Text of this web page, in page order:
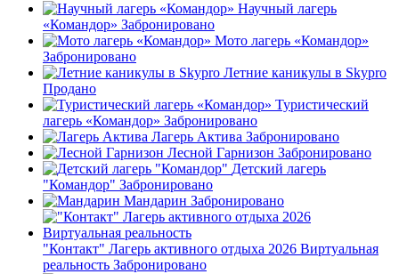
Научный лагерь
«Командор» Забронировано
Мото лагерь «Командор»
Забронировано
Летние каникулы в Skypro
Продано
Туристический
лагерь «Командор» Забронировано
Лагерь Актива Забронировано
Лесной Гарнизон Забронировано
Детский лагерь
"Командор" Забронировано
Мандарин Забронировано
"Контакт" Лагерь активного отдыха 2026 Виртуальная
реальность Забронировано